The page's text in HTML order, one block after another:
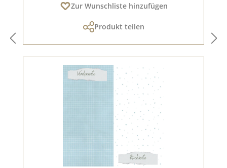
Zur Wunschliste hinzufügen
Produkt teilen